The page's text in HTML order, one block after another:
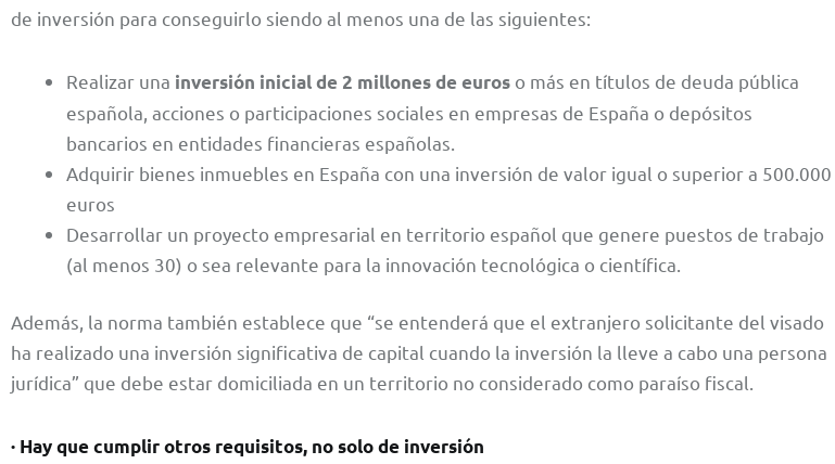
de inversión para conseguirlo siendo al menos una de las siguientes:
Realizar una inversión inicial de 2 millones de euros o más en títulos de deuda pública
española, acciones o participaciones sociales en empresas de España o depósitos
bancarios en entidades financieras españolas.
Adquirir bienes inmuebles en España con una inversión de valor igual o superior a 500.000
euros
Desarrollar un proyecto empresarial en territorio español que genere puestos de trabajo
(al menos 30) o sea relevante para la innovación tecnológica o científica.
Además, la norma también establece que “se entenderá que el extranjero solicitante del visado
ha realizado una inversión significativa de capital cuando la inversión la lleve a cabo una persona
jurídica” que debe estar domiciliada en un territorio no considerado como paraíso fiscal.
· Hay que cumplir otros requisitos, no solo de inversión